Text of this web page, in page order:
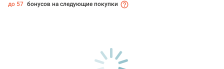
до 57 бонусов на следующие покупки